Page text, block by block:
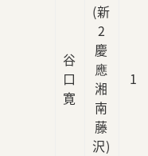
谷
口
寛
(新
2
慶
應
湘
南
藤
沢)
1